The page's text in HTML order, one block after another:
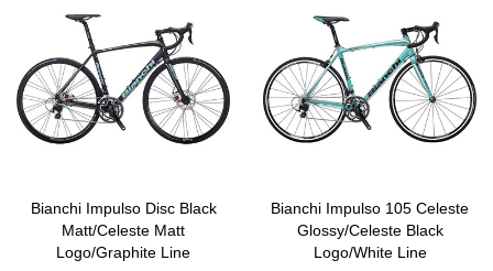
Bianchi Impulso Disc Black
Matt/Celeste Matt
Logo/Graphite Line
Bianchi Impulso 105 Celeste
Glossy/Celeste Black
Logo/White Line